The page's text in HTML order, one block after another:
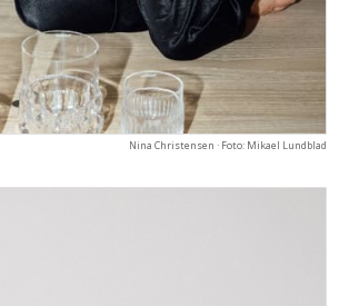
Nina Christensen · Foto: Mikael Lundblad